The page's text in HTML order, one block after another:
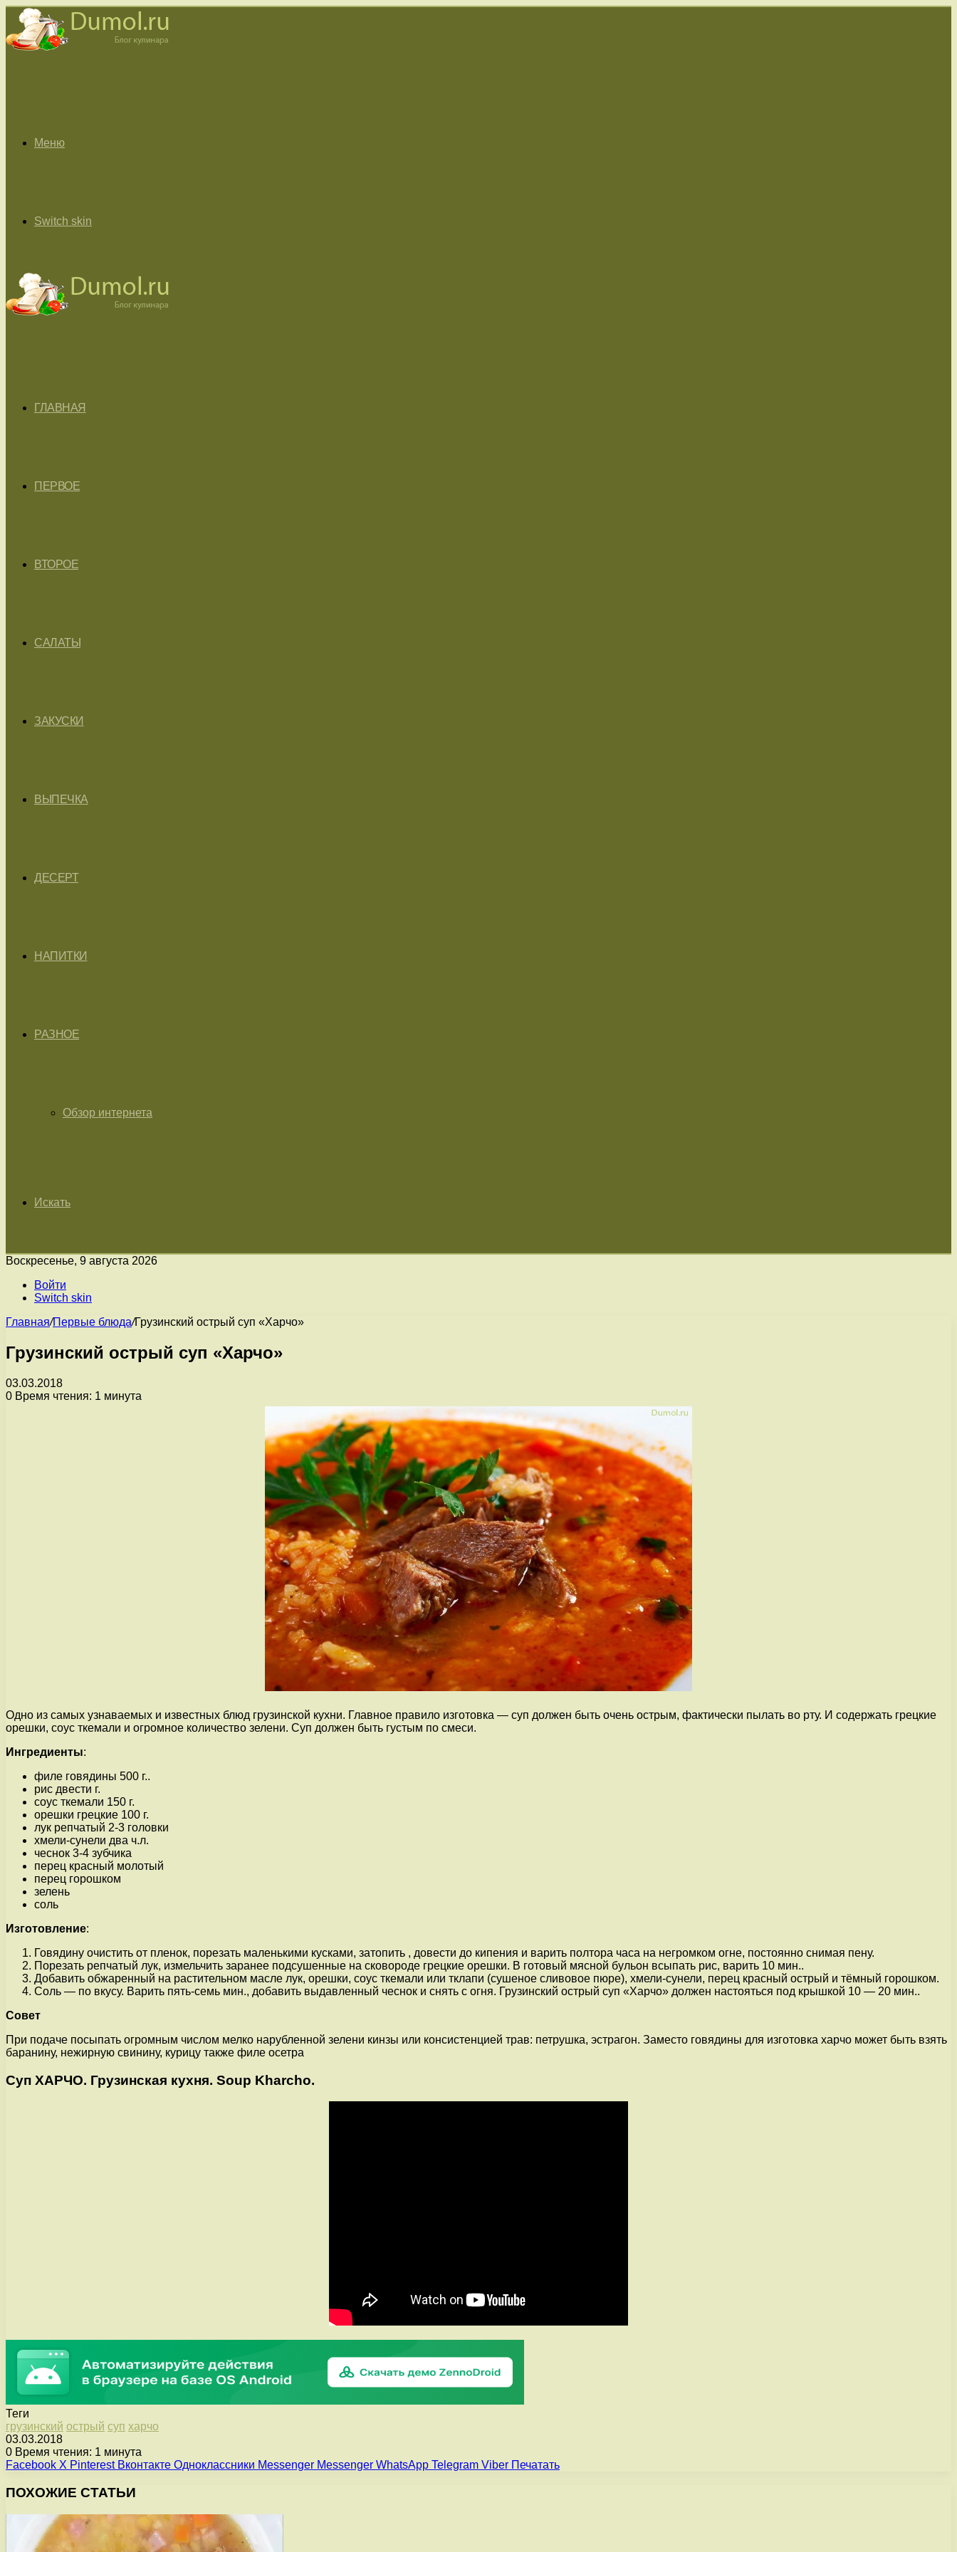
Меню
Switch skin
ГЛАВНАЯ
ПЕРВОЕ
ВТОРОЕ
САЛАТЫ
ЗАКУСКИ
ВЫПЕЧКА
ДЕСЕРТ
НАПИТКИ
РАЗНОЕ
Обзор интернета
Искать
Воскресенье, 9 августа 2026
Войти
Switch skin
Главная/Первые блюда/Грузинский острый суп «Харчо»
Грузинский острый суп «Харчо»
03.03.2018
0 Время чтения: 1 минута
Одно из самых узнаваемых и известных блюд грузинской кухни. Главное правило изготовка — суп должен быть очень острым, фактически пылать во рту. И содержать грецкие
орешки, соус ткемали и огромное количество зелени. Суп должен быть густым по смеси.
Ингредиенты:
филе говядины 500 г..
рис двести г.
соус ткемали 150 г.
орешки грецкие 100 г.
лук репчатый 2-3 головки
хмели-сунели два ч.л.
чеснок 3-4 зубчика
перец красный молотый
перец горошком
зелень
соль
Изготовление:
Говядину очистить от пленок, порезать маленькими кусками, затопить , довести до кипения и варить полтора часа на негромком огне, постоянно снимая пену.
Порезать репчатый лук, измельчить заранее подсушенные на сковороде грецкие орешки. В готовый мясной бульон всыпать рис, варить 10 мин..
Добавить обжаренный на растительном масле лук, орешки, соус ткемали или тклапи (сушеное сливовое пюре), хмели-сунели, перец красный острый и тёмный горошком.
Соль — по вкусу. Варить пять-семь мин., добавить выдавленный чеснок и снять с огня. Грузинский острый суп «Харчо» должен настояться под крышкой 10 — 20 мин..
Совет
При подаче посыпать огромным числом мелко нарубленной зелени кинзы или консистенцией трав: петрушка, эстрагон. Заместо говядины для изготовка харчо может быть взять
баранину, нежирную свинину, курицу также филе осетра
Суп ХАРЧО. Грузинская кухня. Soup Kharcho.
Теги
грузинский острый суп харчо
03.03.2018
0 Время чтения: 1 минута
Facebook X Pinterest Вконтакте Одноклассники Messenger Messenger WhatsApp Telegram Viber Печатать
ПОХОЖИЕ СТАТЬИ